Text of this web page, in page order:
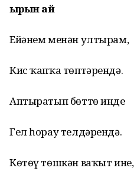
Ҡырын ай
Ейәнем менән ултырам,
Кис ҡапҡа төптәрендә.
Аптыратып бөттө инде
Гел һорау телдәрендә.
Көтөү төшкән ваҡыт ине,